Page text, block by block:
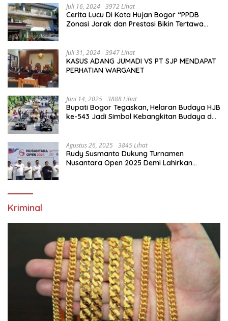
Juli 16, 2024 3972 Lihat
Cerita Lucu Di Kota Hujan Bogor “PPDB
Zonasi Jarak dan Prestasi Bikin Tertawa
Juli 31, 2024 3947 Lihat
KASUS ADANG JUMADI VS PT SJP MENDAPAT
PERHATIAN WARGANET
Juni 14, 2025 3888 Lihat
Bupati Bogor Tegaskan, Helaran Budaya HJB
ke-543 Jadi Simbol Kebangkitan Budaya dan
Agustus 26, 2025 3845 Lihat
Rudy Susmanto Dukung Turnamen
Nusantara Open 2025 Demi Lahirkan
Kriminal